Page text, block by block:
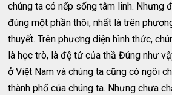
chúng ta có nếp sống tâm linh. Nhưng
đúng một phần thôi, nhất là trên
thuyết. Trên phương diện hình thức,
là học trò, là đệ tử của thầ Đúng như
ở Việt Nam và chúng ta cũng có ngôi
thành phố của chúng ta. Nhưng chưa